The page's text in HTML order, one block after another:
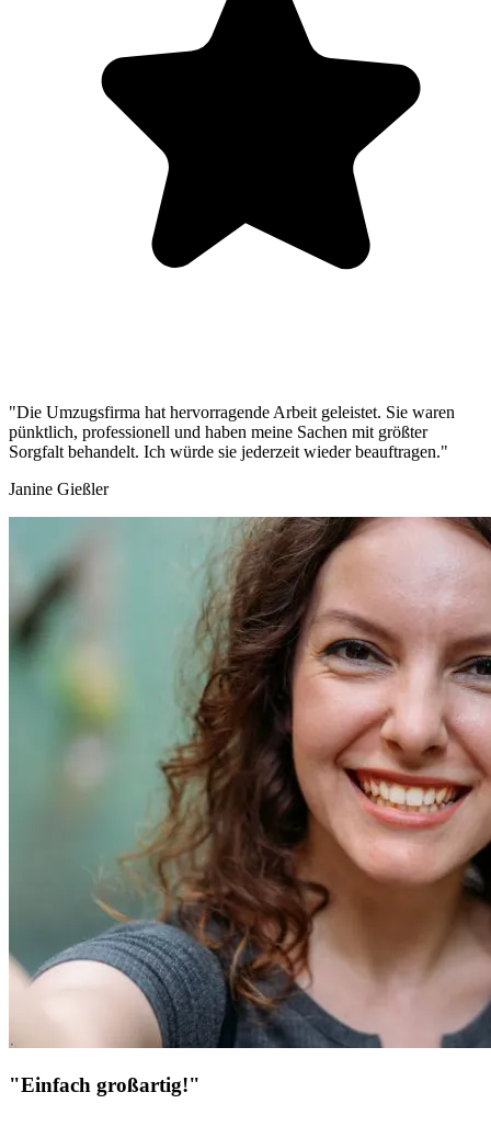
"Die Umzugsfirma hat hervorragende Arbeit geleistet. Sie waren
pünktlich, professionell und haben meine Sachen mit größter
Sorgfalt behandelt. Ich würde sie jederzeit wieder beauftragen."
Janine Gießler
"Einfach großartig!"